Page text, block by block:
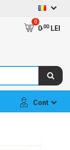
0
0,00LEI
Cont